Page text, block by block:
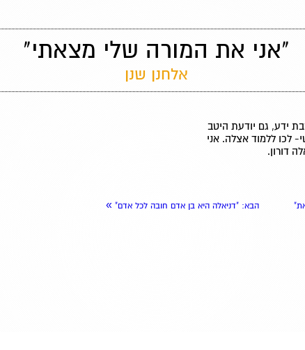
"אני את המורה שלי מצאתי"
אלחנן שנן
ידע, גם יודעת היטב
לכו ללמוד אצלה. אני
דורון.
הבא: "דניאלה היא בן אדם חובה לכל אדם" »